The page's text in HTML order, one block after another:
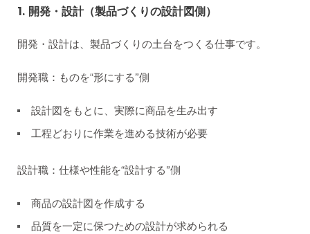
1. 開発・設計（製品づくりの設計図側）
開発・設計は、製品づくりの土台をつくる仕事です。
開発職：ものを“形にする”側
設計図をもとに、実際に商品を生み出す
工程どおりに作業を進める技術が必要
設計職：仕様や性能を“設計する”側
商品の設計図を作成する
品質を一定に保つための設計が求められる